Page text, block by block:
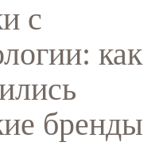
с
как
бренды